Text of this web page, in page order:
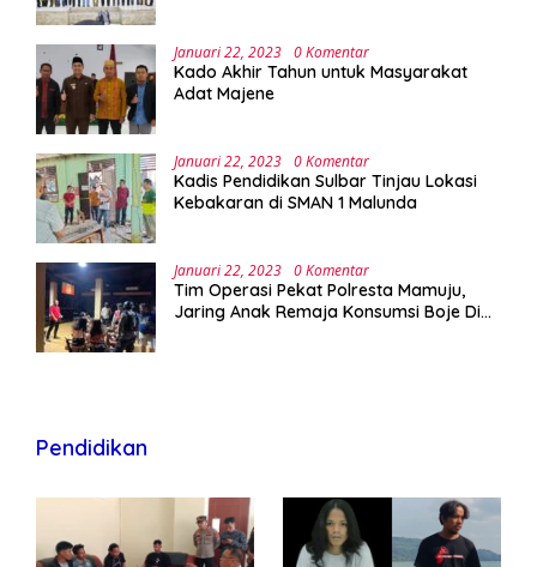
Januari 22, 2023 0 Komentar
Kado Akhir Tahun untuk Masyarakat
Adat Majene
Januari 22, 2023 0 Komentar
Kadis Pendidikan Sulbar Tinjau Lokasi
Kebakaran di SMAN 1 Malunda
Januari 22, 2023 0 Komentar
Tim Operasi Pekat Polresta Mamuju,
Jaring Anak Remaja Konsumsi Boje Di
Pendidikan